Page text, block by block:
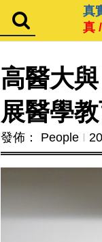
真
真 /
高醫大
展醫學
發佈： People Ι